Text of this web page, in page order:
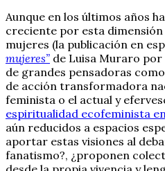
Aunque en los últimos años
creciente por esta dimensión
mujeres (la publicación en
mujeres” de Luisa Muraro
de grandes pensadoras como
de acción transformadora
feminista o el actual y
espiritualidad ecofeminista
aún reducidos a espacios
aportar estas visiones al
fanatismo?, ¿proponen